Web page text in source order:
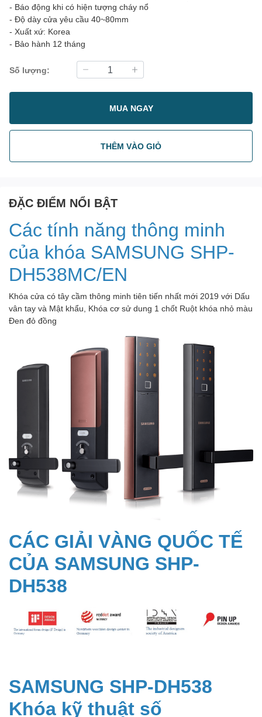
- Báo động khi có hiện tượng cháy nổ
- Độ dày cửa yêu cầu 40~80mm
- Xuất xứ: Korea
- Bảo hành 12 tháng
Số lượng:
MUA NGAY
THÊM VÀO GIỎ
ĐẶC ĐIỂM NỔI BẬT
Các tính năng thông minh
của khóa SAMSUNG SHP-
DH538MC/EN
Khóa cửa có tây cầm thông minh tiên tiến nhất mới 2019 với Dấu
vân tay và Mật khẩu, Khóa cơ sử dung 1 chốt Ruột khóa nhỏ màu
Đen đỏ đồng
CÁC GIẢI VÀNG QUỐC TẾ
CỦA SAMSUNG SHP-
DH538
SAMSUNG SHP-DH538
Khóa kỹ thuật số